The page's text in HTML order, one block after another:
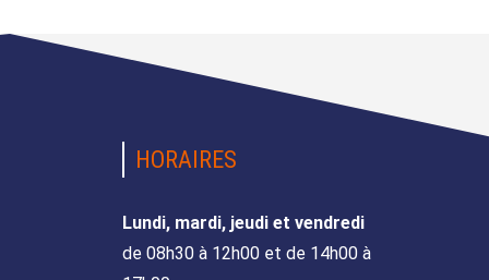
HORAIRES
Lundi, mardi, jeudi et vendredi
de 08h30 à 12h00 et de 14h00 à